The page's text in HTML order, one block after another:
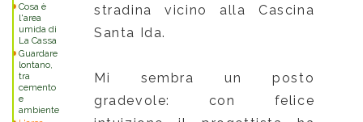
Cosa è
l'area
umida di
La Cassa
Guardare
lontano,
tra
cemento
e
ambiente
stradina vicino alla Cascina
Santa Ida.
Mi sembra un posto
gradevole: con felice